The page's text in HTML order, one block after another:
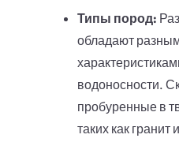
Типы пород:
обладают
водоносности.
пробуренные в
таких как гранит